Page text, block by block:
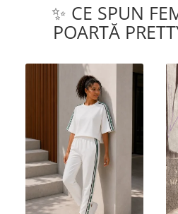
✨ CE SPUN
POARTĂ